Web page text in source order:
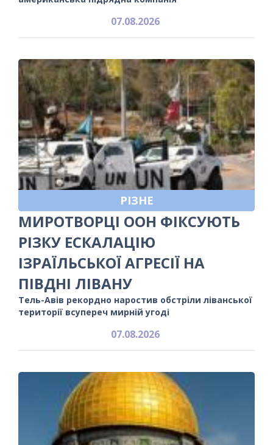
07.08.2026
РІЗНЕ
МИРОТВОРЦІ ООН ФІКСУЮТЬ
РІЗКУ ЕСКАЛАЦІЮ
ІЗРАЇЛЬСЬКОЇ АГРЕСІЇ НА
ПІВДНІ ЛІВАНУ
Тель-Авів рекордно наростив обстріли ліванської
території всупереч мирній угоді
07.08.2026